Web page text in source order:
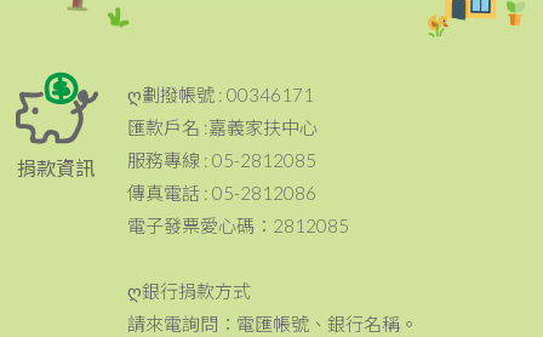
捐款資訊
ღ劃撥帳號 : 00346171
匯款戶名 :嘉義家扶中心
服務專線 : 05-2812085
傳真電話 : 05-2812086
電子發票愛心碼：2812085
ღ銀行捐款方式
請來電詢問：電匯帳號、銀行名稱。